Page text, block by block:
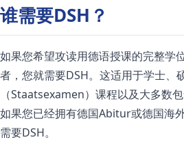
谁需要DSH？
如果您希望攻读用德语授课的完整学
者，您就需要DSH。这适用于学士、
（Staatsexamen）课程以及大多数
如果您已经拥有德国Abitur或德国海
需要DSH。